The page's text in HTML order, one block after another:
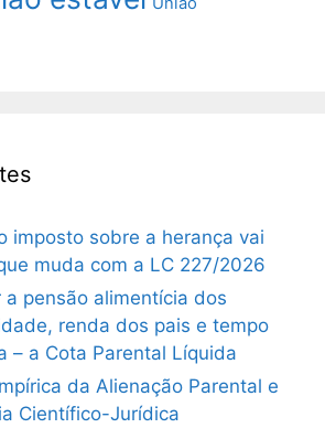
imposto sobre a herança vai
muda com a LC 227/2026
a pensão alimentícia dos
renda dos pais e tempo
– a Cota Parental Líquida
da Alienação Parental e
Científico-Jurídica